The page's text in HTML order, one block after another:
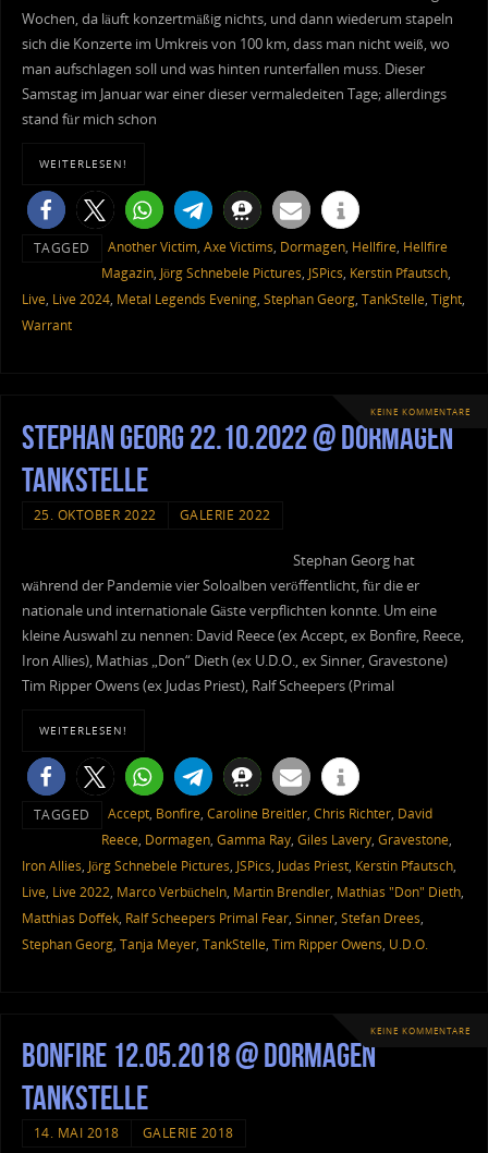
Wochen, da läuft konzertmäßig nichts, und dann wiederum stapeln
sich die Konzerte im Umkreis von 100 km, dass man nicht weiß, wo
man aufschlagen soll und was hinten runterfallen muss. Dieser
Samstag im Januar war einer dieser vermaledeiten Tage; allerdings
stand für mich schon
WEITERLESEN!
TAGGED Another Victim, Axe Victims, Dormagen, Hellfire, Hellfire
Magazin, Jörg Schnebele Pictures, JSPics, Kerstin Pfautsch,
Live, Live 2024, Metal Legends Evening, Stephan Georg, TankStelle, Tight,
Warrant
KEINE KOMMENTARE
Stephan Georg 22.10.2022 @ Dormagen
TankStelle
25. OKTOBER 2022 GALERIE 2022
Stephan Georg hat
während der Pandemie vier Soloalben veröffentlicht, für die er
nationale und internationale Gäste verpflichten konnte. Um eine
kleine Auswahl zu nennen: David Reece (ex Accept, ex Bonfire, Reece,
Iron Allies), Mathias „Don“ Dieth (ex U.D.O., ex Sinner, Gravestone)
Tim Ripper Owens (ex Judas Priest), Ralf Scheepers (Primal
WEITERLESEN!
TAGGED Accept, Bonfire, Caroline Breitler, Chris Richter, David
Reece, Dormagen, Gamma Ray, Giles Lavery, Gravestone,
Iron Allies, Jörg Schnebele Pictures, JSPics, Judas Priest, Kerstin Pfautsch,
Live, Live 2022, Marco Verbücheln, Martin Brendler, Mathias "Don" Dieth,
Matthias Doffek, Ralf Scheepers Primal Fear, Sinner, Stefan Drees,
Stephan Georg, Tanja Meyer, TankStelle, Tim Ripper Owens, U.D.O.
KEINE KOMMENTARE
Bonfire 12.05.2018 @ Dormagen
TankStelle
14. MAI 2018 GALERIE 2018